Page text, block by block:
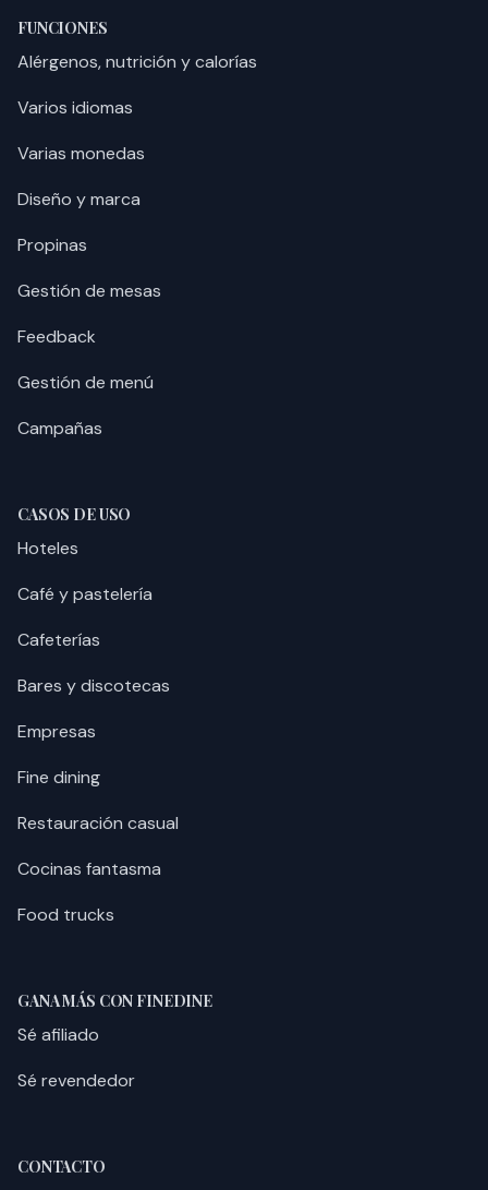
FUNCIONES
Alérgenos, nutrición y calorías
Varios idiomas
Varias monedas
Diseño y marca
Propinas
Gestión de mesas
Feedback
Gestión de menú
Campañas
CASOS DE USO
Hoteles
Café y pastelería
Cafeterías
Bares y discotecas
Empresas
Fine dining
Restauración casual
Cocinas fantasma
Food trucks
GANA MÁS CON FINEDINE
Sé afiliado
Sé revendedor
CONTACTO